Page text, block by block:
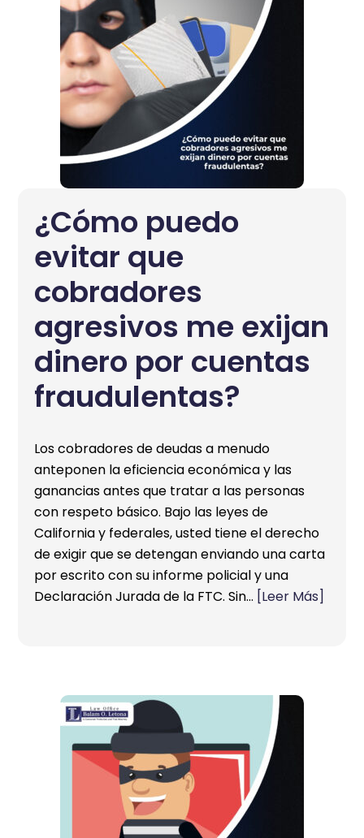
¿Cómo puedo
evitar que
cobradores
agresivos me exijan
dinero por cuentas
fraudulentas?
Los cobradores de deudas a menudo
anteponen la eficiencia económica y las
ganancias antes que tratar a las personas
con respeto básico. Bajo las leyes de
California y federales, usted tiene el derecho
de exigir que se detengan enviando una carta
por escrito con su informe policial y una
Declaración Jurada de la FTC. Sin… [Leer Más]